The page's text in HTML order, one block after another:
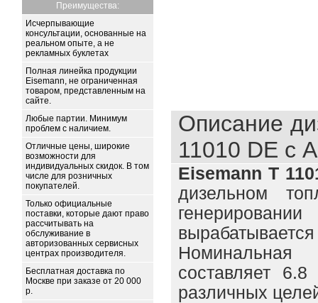
Преимущества:
Исчерпывающие
консультации, основанные на
реальном опыте, а не
рекламных буклетах
Полная линейка продукции
Eisemann, не ограниченная
товаром, представленным на
сайте.
Любые партии. Минимум
проблем с наличием.
Отличные цены, широкие
возможности для
индивидуальных скидок. В том
числе для розничных
покупателей.
Только официальные
поставки, которые дают право
рассчитывать на
обслуживание в
авторизованных сервисных
центрах производителя.
Бесплатная доставка по
Москве при заказе от 20 000
р.
Описание
11010 DE с
Eisemann T
дизельном
составляет
различных